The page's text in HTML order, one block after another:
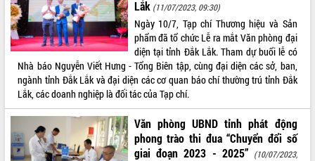
Lắk (11/07/2023, 09:30)
Ngày 10/7, Tạp chí Thương hiệu và Sản
phẩm đã tổ chức Lễ ra mắt Văn phòng đại
diện tại tỉnh Đắk Lắk. Tham dự buổi lễ có
Nhà báo Nguyễn Viết Hưng - Tổng Biên tập, cùng đại diện các sở, ban,
ngành tỉnh Đắk Lắk và đại diện các cơ quan báo chí thường trú tỉnh Đắk
Lắk, các doanh nghiệp là đối tác của Tạp chí.
Văn phòng UBND tỉnh phát động
phong trào thi đua “Chuyển đổi số
giai đoạn 2023 - 2025” (10/07/2023,